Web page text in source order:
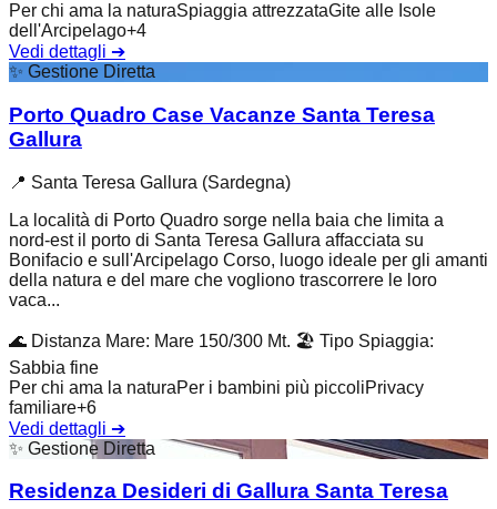
Per chi ama la naturaSpiaggia attrezzataGite alle Isole
dell'Arcipelago+4
Vedi dettagli ➔
✨ Gestione Diretta
Porto Quadro Case Vacanze Santa Teresa
Gallura
📍 Santa Teresa Gallura (Sardegna)
La località di Porto Quadro sorge nella baia che limita a
nord-est il porto di Santa Teresa Gallura affacciata su
Bonifacio e sull'Arcipelago Corso, luogo ideale per gli amanti
della natura e del mare che vogliono trascorrere le loro
vaca...
🌊 Distanza Mare: Mare 150/300 Mt. 🏖️ Tipo Spiaggia:
Sabbia fine
Per chi ama la naturaPer i bambini più piccoliPrivacy
familiare+6
Vedi dettagli ➔
✨ Gestione Diretta
Residenza Desideri di Gallura Santa Teresa